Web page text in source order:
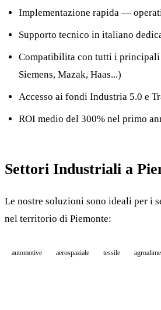
Implementazione rapida —
Supporto tecnico in italiano
Compatibilita con tutti i principali
Siemens, Mazak, Haas...)
Accesso ai fondi Industria 5.0 e
ROI medio del 300% nel primo
Settori Industriali a
Le nostre soluzioni sono ideali per i
nel territorio di Piemonte:
automotive aerospaziale tessile